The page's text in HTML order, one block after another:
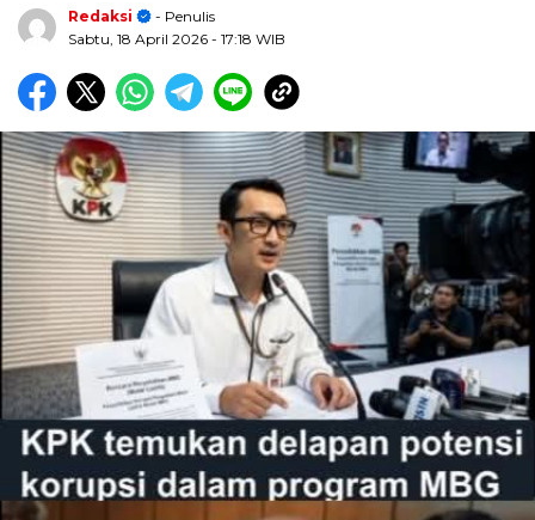
Redaksi
- Penulis
Sabtu, 18 April 2026 - 17:18 WIB